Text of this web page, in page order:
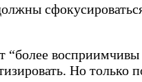
восприимчивы
Но только